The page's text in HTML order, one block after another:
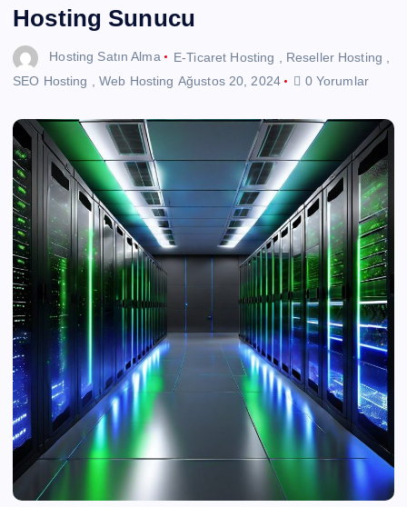
Hosting Sunucu
Hosting Satın Alma E-Ticaret Hosting Reseller Hosting
SEO Hosting
,Web Hosting Ağustos 20, 2024 0 Yorumlar